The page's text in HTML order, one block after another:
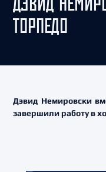
ТОРПЕДО
Дэвид Немировски
завершили работу в